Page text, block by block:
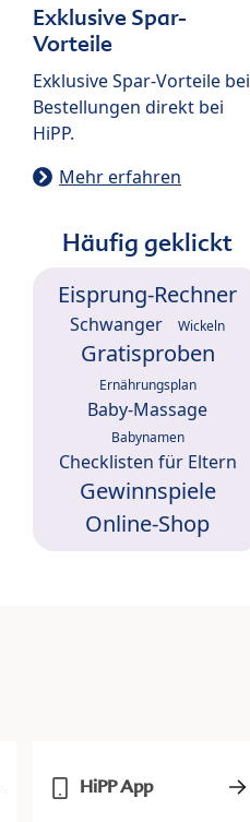
Exklusive Spar-
Vorteile
Exklusive Spar-Vorteile bei
Bestellungen direkt bei
HiPP.
Mehr erfahren
Häufig geklickt
Eisprung-Rechner
Schwanger Wickeln
Gratisproben
Ernährungsplan
Baby-Massage
Babynamen
Checklisten für Eltern
Gewinnspiele
Online-Shop
HiPP App